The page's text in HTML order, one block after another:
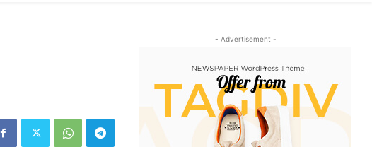
- Advertisement -